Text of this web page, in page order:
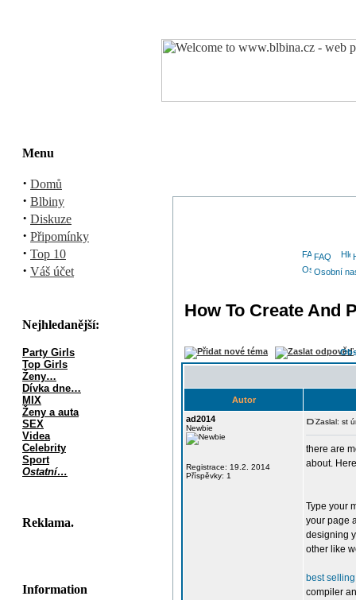
Menu
· Domů
· Blbiny
· Diskuze
· Připomínky
· Top 10
· Váš účet
Nejhledanější:
Party Girls
Top Girls
Ženy…
Dívka dne…
MIX
Ženy a auta
SEX
Videa
Celebrity
Sport
Ostatní…
Reklama.
Information
FAQ
Osobní
How To Create And
Autor
ad2014
Newbie
Registrace: 19.2. 2014
Příspěvky: 1
Zaslal: st
there are
about.
Type your
your page
designing
other like
best
compiler